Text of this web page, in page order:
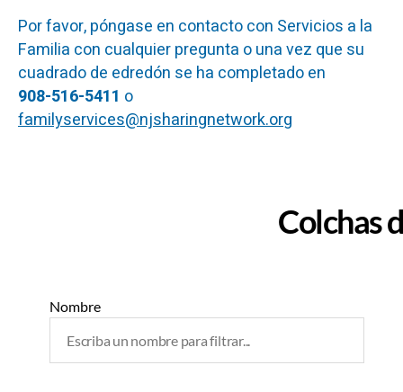
Por favor, póngase en contacto con Servicios a la
Familia con cualquier pregunta o una vez que su
cuadrado de edredón se ha completado en
908-516-5411 o
familyservices@njsharingnetwork.org
Colchas
Nombre